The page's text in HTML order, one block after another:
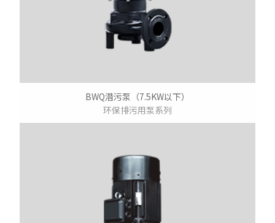
BWQ潜污泵（7.5KW以下）
环保排污用泵系列